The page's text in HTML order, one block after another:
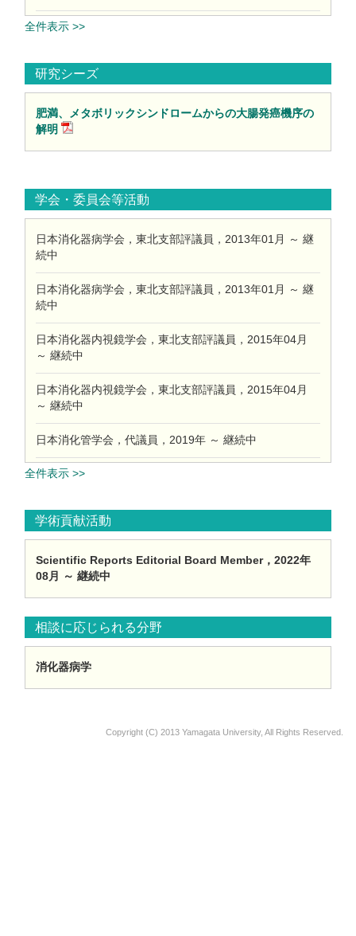
全件表示 >>
研究シーズ
肥満、メタボリックシンドロームからの大腸発癌機序の
解明
学会・委員会等活動
日本消化器病学会，東北支部評議員，2013年01月 ～ 継
続中
日本消化器病学会，東北支部評議員，2013年01月 ～ 継
続中
日本消化器内視鏡学会，東北支部評議員，2015年04月
～ 継続中
日本消化器内視鏡学会，東北支部評議員，2015年04月
～ 継続中
日本消化管学会，代議員，2019年 ～ 継続中
全件表示 >>
学術貢献活動
Scientific Reports Editorial Board Member，2022年
08月 ～ 継続中
相談に応じられる分野
消化器病学
Copyright (C) 2013 Yamagata University, All Rights Reserved.